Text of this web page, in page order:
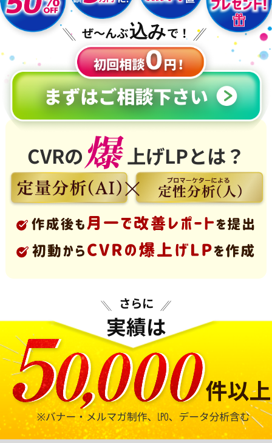
ぜ～んぶ込みで！
CVRの 上げLPとは？
さらに
実績は